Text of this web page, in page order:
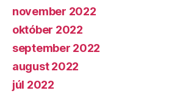
november 2022
október 2022
september 2022
august 2022
júl 2022